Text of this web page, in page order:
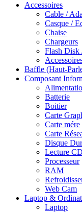
Accessoires
Cable /
Casque /
Chaise
Chargeurs
Flash Disk
Baffle (Haut-
Composant
Batterie
Boitier
Carte
Carte mére
Carte
Disque Dur
Lecture
Processeur
RAM
Web Cam
Laptop &
Laptop